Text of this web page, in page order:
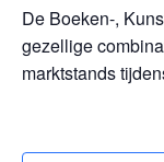
De Boeken-,
gezellige
marktstands